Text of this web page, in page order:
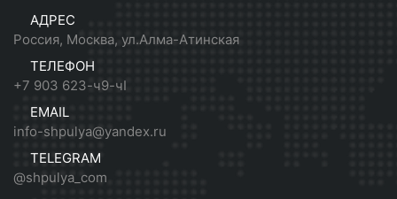
АДРЕС
Россия, Москва, ул.Алма-Атинская
ТЕЛЕФОН
+7 903 623-ч9-чI
EMAIL
info-shpulya@yandex.ru
TELEGRAM
@shpulya_com